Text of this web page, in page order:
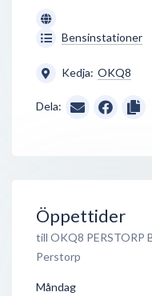
Bensinstationer
Kedja: OKQ8
Dela:
Öppettider
till OKQ8 PERSTORP
Perstorp
Måndag